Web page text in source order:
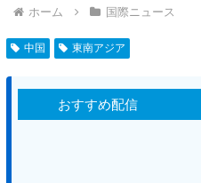
ホーム 国際ニュース
中国 東南アジア
おすすめ配信